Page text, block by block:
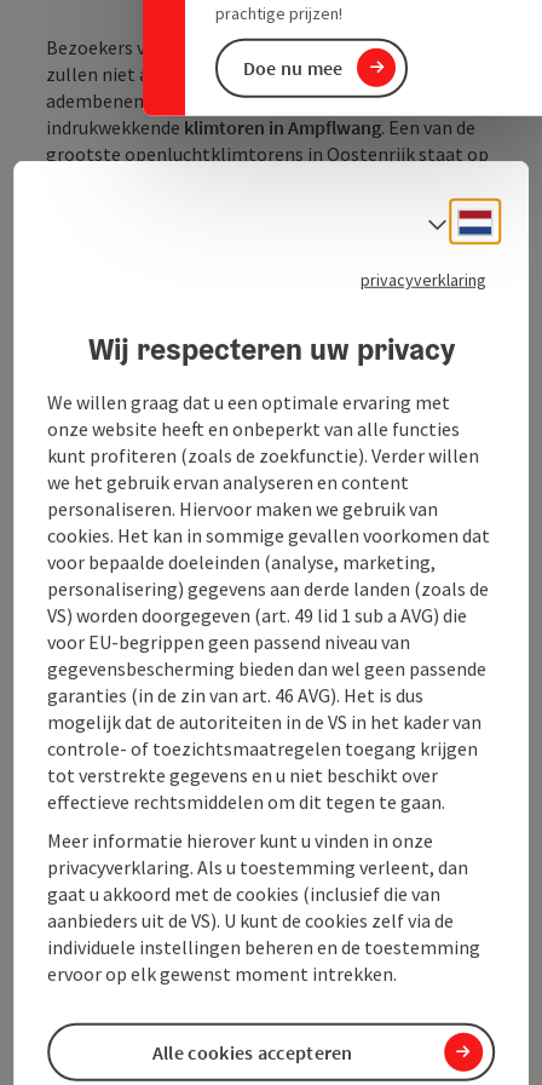
prachtige prijzen!
Doe nu mee
Bezoekers van het schilderachtigeHausruckwald
zullen niet alleen gefascineerd zijn door de
adembenemende natuur, maar ook door de
indrukwekkende klimtoren in Ampflwang. Een van de
grootste openluchtklimtorens in Oostenrijk staat op
klimoppervlak van 125 m²
biedt de toren talloze spannende routes in
bent, elke klimmer vindt hier zijn perfecte uitdaging.
verscheidenheid ...
Beschrijving volledig aangeven
Contact
Openingstijden
Ligging
Sporttypen
Prijs
Geschiktheid
Toegankelijkheid
privacyverklaring
Wij respecteren uw privacy
We willen graag dat u een optimale ervaring met
onze website heeft en onbeperkt van alle functies
kunt profiteren (zoals de zoekfunctie). Verder willen
we het gebruik ervan analyseren en content
personaliseren. Hiervoor maken we gebruik van
cookies. Het kan in sommige gevallen voorkomen dat
voor bepaalde doeleinden (analyse, marketing,
personalisering) gegevens aan derde landen (zoals de
VS) worden doorgegeven (art. 49 lid 1 sub a AVG) die
voor EU-begrippen geen passend niveau van
gegevensbescherming bieden dan wel geen passende
garanties (in de zin van art. 46 AVG). Het is dus
mogelijk dat de autoriteiten in de VS in het kader van
controle- of toezichtsmaatregelen toegang krijgen
tot verstrekte gegevens en u niet beschikt over
effectieve rechtsmiddelen om dit tegen te gaan.
Meer informatie hierover kunt u vinden in onze
privacyverklaring. Als u toestemming verleent, dan
gaat u akkoord met de cookies (inclusief die van
aanbieders uit de VS). U kunt de cookies zelf via de
individuele instellingen beheren en de toestemming
ervoor op elk gewenst moment intrekken.
Alle cookies accepteren